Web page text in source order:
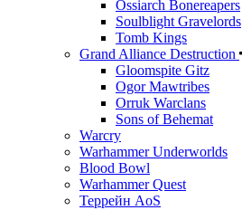
Ossiarch Bonereapers
Soulblight Gravelords
Tomb Kings
Grand Alliance Destruction
Gloomspite Gitz
Ogor Mawtribes
Orruk Warclans
Sons of Behemat
Warcry
Warhammer Underworlds
Blood Bowl
Warhammer Quest
Террейн AoS